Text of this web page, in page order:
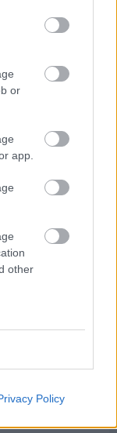
or
app.
other
Policy
felhasználói
Kifogás esetén